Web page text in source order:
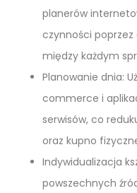
planerów
czynności
między każdym
Planowanie dnia:
commerce i
serwisów, co
oraz kupno
Indywidualizacja
powszechnych